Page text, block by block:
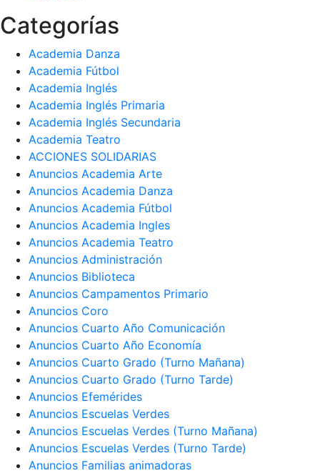
Categorías
Academia Danza
Academia Fútbol
Academia Inglés
Academia Inglés Primaria
Academia Inglés Secundaria
Academia Teatro
ACCIONES SOLIDARIAS
Anuncios Academia Arte
Anuncios Academia Danza
Anuncios Academia Fútbol
Anuncios Academia Ingles
Anuncios Academia Teatro
Anuncios Administración
Anuncios Biblioteca
Anuncios Campamentos Primario
Anuncios Coro
Anuncios Cuarto Año Comunicación
Anuncios Cuarto Año Economía
Anuncios Cuarto Grado (Turno Mañana)
Anuncios Cuarto Grado (Turno Tarde)
Anuncios Efemérides
Anuncios Escuelas Verdes
Anuncios Escuelas Verdes (Turno Mañana)
Anuncios Escuelas Verdes (Turno Tarde)
Anuncios Familias animadoras